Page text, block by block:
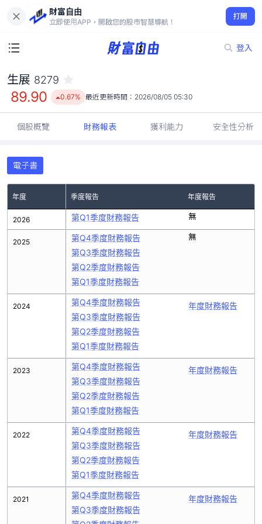
財富自由
立即使用APP，開啟您的股市智慧導航！
打開
登入
89.90
0.67%
生展 8279
89.90 0.67% 最近更新時間： 2026/08/05 05:30
個股概覽 財務報表 獲利能力 安全性分析
電子書
年度 季度報告 年度報告
2026
2025
2024
2023
2022
2021
第Q1季度財務報告 無
第Q4季度財務報告
第Q3季度財務報告
第Q2季度財務報告
第Q1季度財務報告
無
第Q4季度財務報告
第Q3季度財務報告
第Q2季度財務報告
第Q1季度財務報告
年度財務報告
第Q4季度財務報告
第Q3季度財務報告
第Q2季度財務報告
第Q1季度財務報告
年度財務報告
第Q4季度財務報告
第Q3季度財務報告
第Q2季度財務報告
第Q1季度財務報告
年度財務報告
第Q4季度財務報告
第Q3季度財務報告
年度財務報告